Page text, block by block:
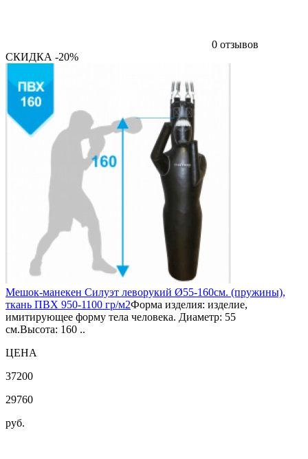
0 отзывов
СКИДКА -20%
Мешок-манекен Силуэт леворукий Ø55-160см. (пружины),
ткань ПВХ 950-1100 гр/м2Форма изделия: изделие,
имитирующее форму тела человека. Диаметр: 55
см.Высота: 160 ..
ЦЕНА
37200
29760
руб.